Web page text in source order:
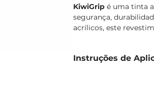
KiwiGrip é uma tinta
segurança,
acrílicos, este
A sua aplicação é
Instruções de